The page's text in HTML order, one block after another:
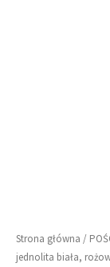
Strona główna /
jednolita biała,